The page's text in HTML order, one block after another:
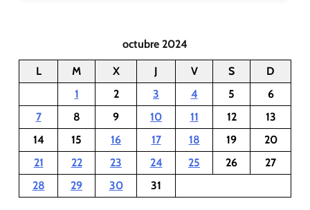
octubre 2024
L M X J V S
D
1
2 3 4 5
6
7
8 9 10 11 12
13
14
15 16 17 18 19
20
21
22 23 24 25 26
27
28
29 30 31